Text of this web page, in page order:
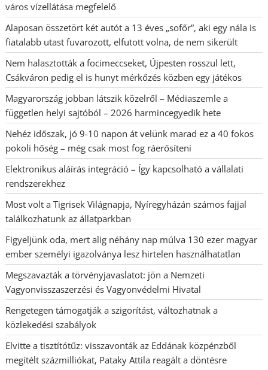
város vízellátása megfelelő
Alaposan összetört két autót a 13 éves „sofőr”, aki egy nála is
fiatalabb utast fuvarozott, elfutott volna, de nem sikerült
Nem halasztották a focimeccseket, Újpesten rosszul lett,
Csákváron pedig el is hunyt mérkőzés közben egy játékos
Magyarország jobban látszik közelről – Médiaszemle a
független helyi sajtóból – 2026 harmincegyedik hete
Nehéz időszak, jó 9-10 napon át velünk marad ez a 40 fokos
pokoli hőség – még csak most fog ráerősíteni
Elektronikus aláírás integráció – Így kapcsolható a vállalati
rendszerekhez
Most volt a Tigrisek Világnapja, Nyíregyházán számos fajjal
találkozhatunk az állatparkban
Figyeljünk oda, mert alig néhány nap múlva 130 ezer magyar
ember személyi igazolványa lesz hirtelen használhatatlan
Megszavazták a törvényjavaslatot: jön a Nemzeti
Vagyonvisszaszerzési és Vagyonvédelmi Hivatal
Rengetegen támogatják a szigorítást, változhatnak a
közlekedési szabályok
Elvitte a tisztítótűz: visszavonták az Eddának közpénzből
megítélt százmilliókat, Pataky Attila reagált a döntésre